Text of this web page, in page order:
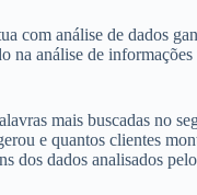
com análise de dados
na análise de informações
mais buscadas no
e quantos clientes
dos dados analisados